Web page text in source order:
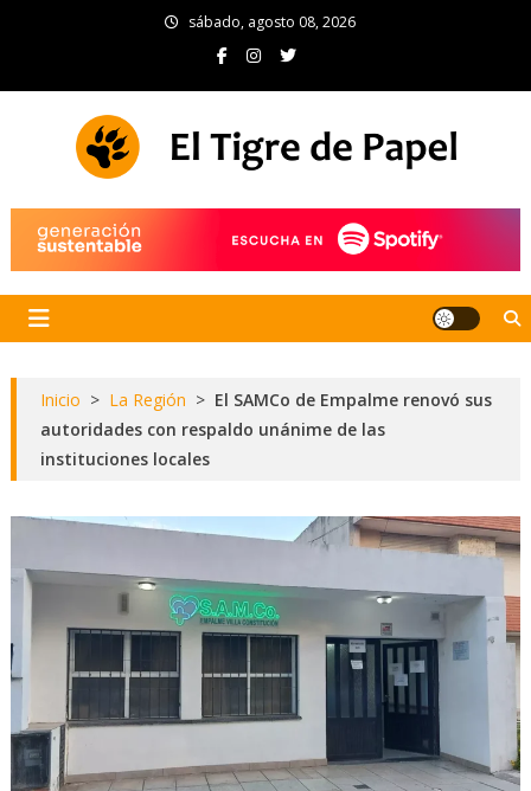
sábado, agosto 08, 2026
Inicio > La Región > El SAMCo de Empalme renovó sus
autoridades con respaldo unánime de las
instituciones locales